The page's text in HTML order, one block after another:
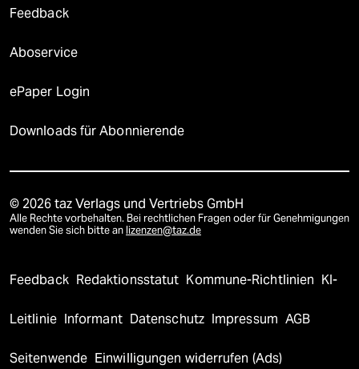
Feedback
Aboservice
ePaper Login
Downloads für Abonnierende
© 2026 taz Verlags und Vertriebs GmbH
Alle Rechte vorbehalten. Bei rechtlichen Fragen oder für Genehmigungen
wenden Sie sich bitte an lizenzen@taz.de
Feedback Redaktionsstatut Kommune-Richtlinien KI-
Leitlinie Informant Datenschutz Impressum AGB
Seitenwende Einwilligungen widerrufen (Ads)